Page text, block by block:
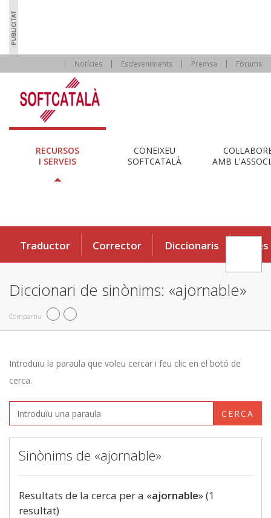
Notícies Esdeveniments Premsa Fòrums
RECURSOS
I SERVEIS
CONEIXEU
SOFTCATALÀ
AMB
Traductor Corrector Diccionaris Eines
Diccionari de sinònims: «ajornable»
Compartiu
Introduïu la paraula que voleu cercar i feu clic en el botó de
cerca.
CERCA
Sinònims de «ajornable»
Resultats de la cerca per a «ajornable» (1
resultat)